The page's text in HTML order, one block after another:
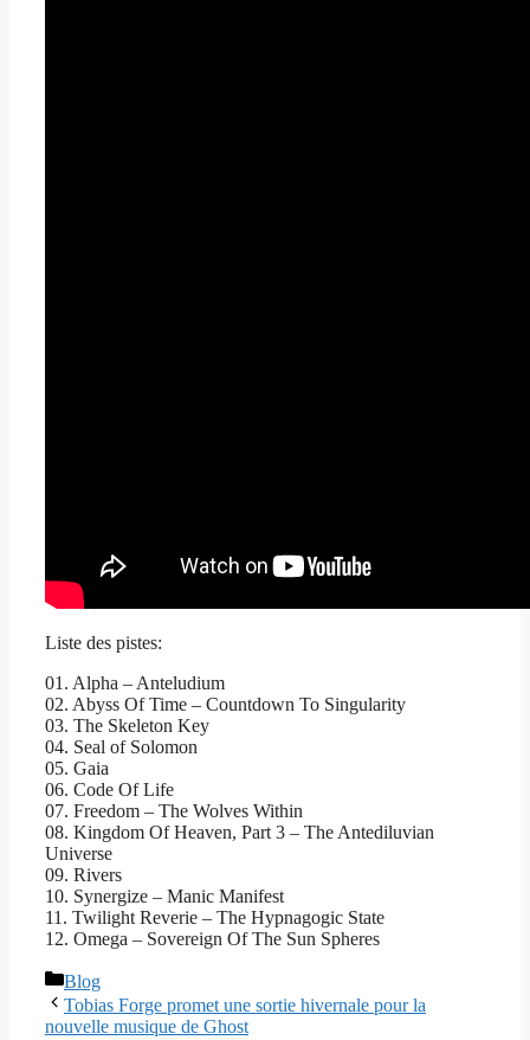
Liste des pistes:
01. Alpha – Anteludium
02. Abyss Of Time – Countdown To Singularity
03. The Skeleton Key
04. Seal of Solomon
05. Gaia
06. Code Of Life
07. Freedom – The Wolves Within
08. Kingdom Of Heaven, Part 3 – The Antediluvian
Universe
09. Rivers
10. Synergize – Manic Manifest
11. Twilight Reverie – The Hypnagogic State
12. Omega – Sovereign Of The Sun Spheres
Catégories
Blog
Tobias Forge promet une sortie hivernale pour la
nouvelle musique de Ghost